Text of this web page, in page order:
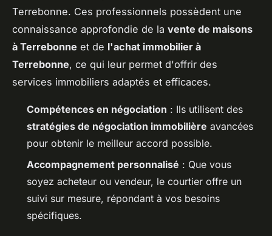
Terrebonne. Ces professionnels possèdent une
connaissance approfondie de la vente de maisons
à Terrebonne et de l'achat immobilier à
Terrebonne, ce qui leur permet d'offrir des
services immobiliers adaptés et efficaces.
Compétences en négociation : Ils utilisent des
stratégies de négociation immobilière avancées
pour obtenir le meilleur accord possible.
Accompagnement personnalisé : Que vous
soyez acheteur ou vendeur, le courtier offre un
suivi sur mesure, répondant à vos besoins
spécifiques.